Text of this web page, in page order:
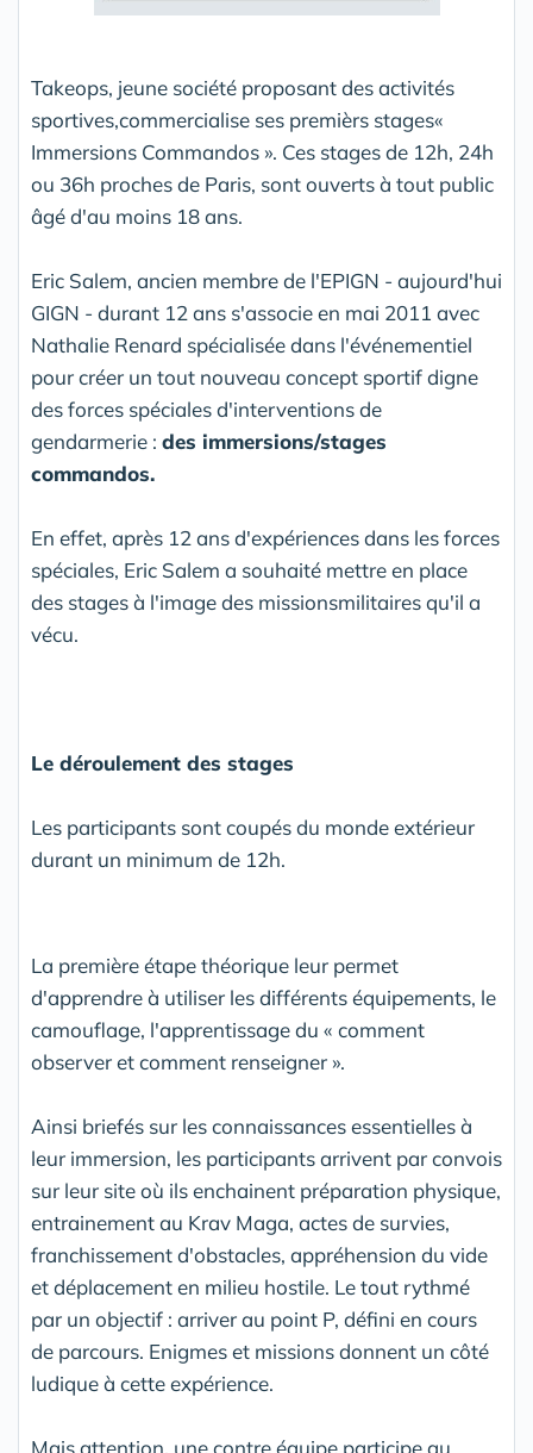
Takeops, jeune société proposant des activités
sportives,commercialise ses premièrs stages«
Immersions Commandos ». Ces stages de 12h, 24h
ou 36h proches de Paris, sont ouverts à tout public
âgé d'au moins 18 ans.
Eric Salem, ancien membre de l'EPIGN - aujourd'hui
GIGN - durant 12 ans s'associe en mai 2011 avec
Nathalie Renard spécialisée dans l'événementiel
pour créer un tout nouveau concept sportif digne
des forces spéciales d'interventions de
gendarmerie : des immersions/stages
commandos.
En effet, après 12 ans d'expériences dans les forces
spéciales, Eric Salem a souhaité mettre en place
des stages à l'image des missionsmilitaires qu'il a
vécu.
Le déroulement des stages
Les participants sont coupés du monde extérieur
durant un minimum de 12h.
La première étape théorique leur permet
d'apprendre à utiliser les différents équipements, le
camouflage, l'apprentissage du « comment
observer et comment renseigner ».
Ainsi briefés sur les connaissances essentielles à
leur immersion, les participants arrivent par convois
sur leur site où ils enchainent préparation physique,
entrainement au Krav Maga, actes de survies,
franchissement d'obstacles, appréhension du vide
et déplacement en milieu hostile. Le tout rythmé
par un objectif : arriver au point P, défini en cours
de parcours. Enigmes et missions donnent un côté
ludique à cette expérience.
Mais attention, une contre équipe participe au